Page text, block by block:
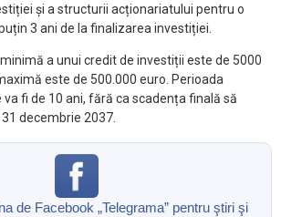
și a structurii acționariatului pentru o
3 ani de la finalizarea investiției.
a unui credit de investiții este de 5000
este de 500.000 euro. Perioada
fi de 10 ani, fără ca scadența finală să
decembrie 2037.
de Facebook „Telegrama” pentru ştiri şi